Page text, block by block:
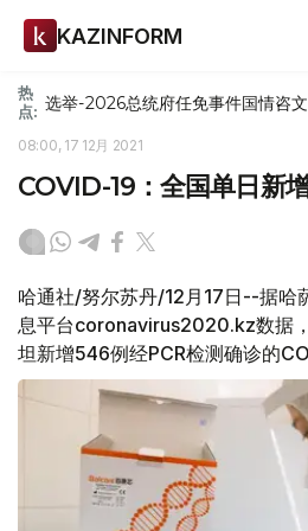
KAZINFORM
热
点: 选举-2026总统府任免事件国情咨文
08:00, 17 12月 2021
COVID-19：全国单日新
哈通社/努尔苏丹/12月17日--据哈
息平台coronavirus2020.kz数据
坦新增546例经PCR检测确诊的